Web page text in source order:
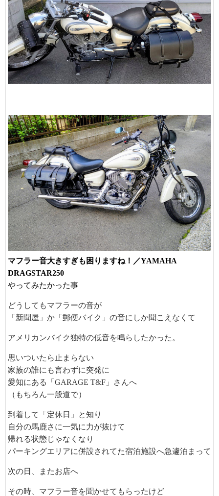
マフラー音大きすぎも困りますね！／YAMAHA
DRAGSTAR250
やってみたかった事
どうしてもマフラーの音が
「新聞屋」か「郵便バイク」の音にしか聞こえなくて
アメリカンバイク独特の低音を鳴らしたかった。
思いついたら止まらない
家族の誰にも言わずに突発に
愛知にある「GARAGE T&F」さんへ
（もちろん一般道で）
到着して「定休日」と知り
自分の馬鹿さに一気に力が抜けて
帰れる状態じゃなくなり
パーキングエリアに併設されてた宿泊施設へ急遽泊まって
次の日、またお店へ
その時、マフラー音を聞かせてもらったけど